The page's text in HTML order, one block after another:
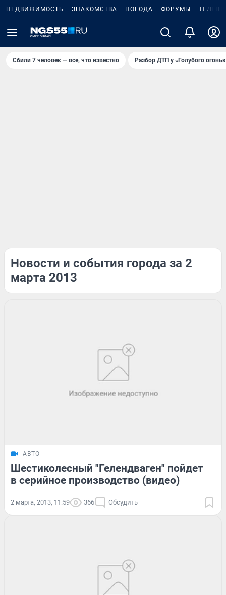
НЕДВИЖИМОСТЬ ЗНАКОМСТВА ПОГОДА ФОРУМЫ
Сбили 7 человек — все, что известно Разбор ДТП у «Голубого
Новости и события города за 2
марта 2013
АВТО
Шестиколесный "Гелендваген" пойдет
в серийное производство (видео)
2 марта, 2013, 11:59 366 Обсудить